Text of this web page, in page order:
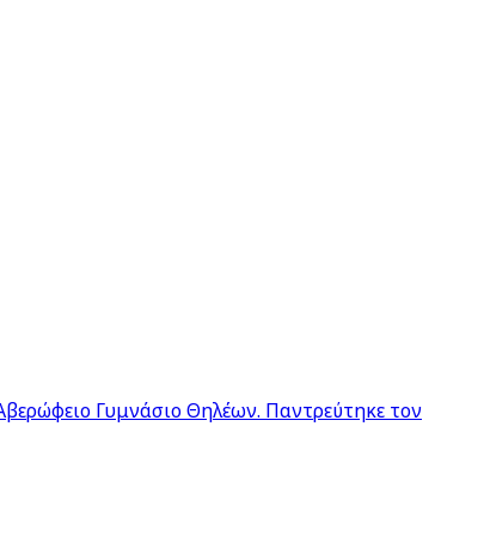
Γυμνάσιο Θηλέων. Παντρεύτηκε τον